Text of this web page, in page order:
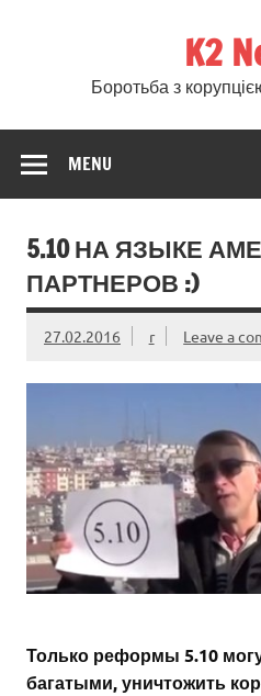
K2
Боротьба з
MENU
5.10 НА ЯЗЫКЕ
ПАРТНЕРОВ :)
27.02.2016 r Leave a
Только реформы 5.10
багатыми, уничтожить